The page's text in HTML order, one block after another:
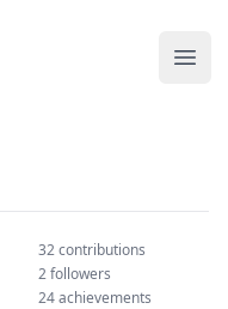
32 contributions
2 followers
24 achievements